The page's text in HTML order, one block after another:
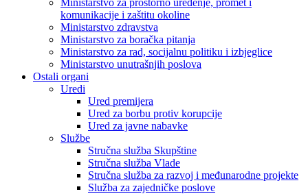
Ministarstvo za prostorno uređenje, promet i
komunikacije i zaštitu okoline
Ministarstvo zdravstva
Ministarstvo za boračka pitanja
Ministarstvo za rad, socijalnu politiku i izbjeglice
Ministarstvo unutrašnjih poslova
Ostali organi
Uredi
Ured premijera
Ured za borbu protiv korupcije
Ured za javne nabavke
Službe
Stručna služba Skupštine
Stručna služba Vlade
Stručna služba za razvoj i međunarodne projekte
Služba za zajedničke poslove